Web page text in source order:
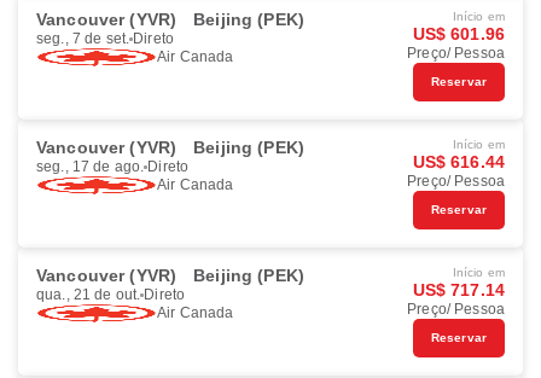
Vancouver (YVR) Beijing (PEK)
seg., 7 de set. Direto
Air Canada
Início em
US$ 601.96
Preço/ Pessoa
Reservar
Vancouver (YVR) Beijing (PEK)
seg., 17 de ago. Direto
Air Canada
Início em
US$ 616.44
Preço/ Pessoa
Reservar
Vancouver (YVR) Beijing (PEK)
qua., 21 de out. Direto
Air Canada
Início em
US$ 717.14
Preço/ Pessoa
Reservar